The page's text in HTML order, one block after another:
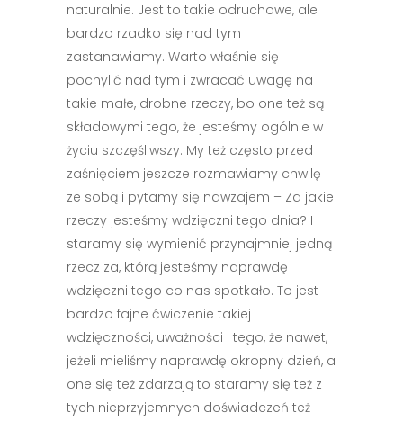
naturalnie. Jest to takie odruchowe, ale
bardzo rzadko się nad tym
zastanawiamy. Warto właśnie się
pochylić nad tym i zwracać uwagę na
takie małe, drobne rzeczy, bo one też są
składowymi tego, że jesteśmy ogólnie w
życiu szczęśliwszy. My też często przed
zaśnięciem jeszcze rozmawiamy chwilę
ze sobą i pytamy się nawzajem – Za jakie
rzeczy jesteśmy wdzięczni tego dnia? I
staramy się wymienić przynajmniej jedną
rzecz za, którą jesteśmy naprawdę
wdzięczni tego co nas spotkało. To jest
bardzo fajne ćwiczenie takiej
wdzięczności, uważności i tego, że nawet,
jeżeli mieliśmy naprawdę okropny dzień, a
one się też zdarzają to staramy się też z
tych nieprzyjemnych doświadczeń też